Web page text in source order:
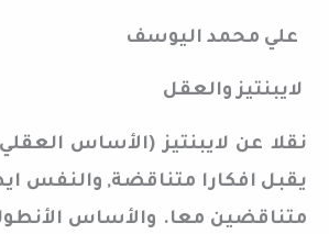
علي محمد اليوسف
لايبنتيز والعقل
نقلا عن لايبنتيز (الأساس
يقبل افكارا متناقضة, والنفس
متناقضين معا. والأساس